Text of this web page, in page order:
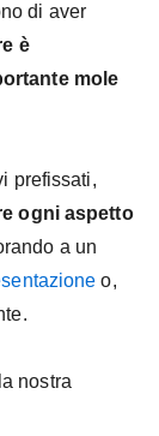
di aver
è
mole
prefissati,
ogni aspetto
a un
o,
nostra